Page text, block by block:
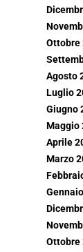
Ottobre
Agosto
Luglio
Giugno
Maggio
Aprile
Marzo
Ottobre